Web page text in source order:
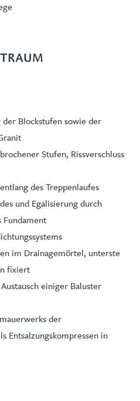
Blockstufen sowie der
Stufen, Rissverschluss
des Treppenlaufes
und Egalisierung durch
Fundament
im Drainagemörtel, unterste
fixiert
einiger Baluster
der
Entsalzungskompressen in